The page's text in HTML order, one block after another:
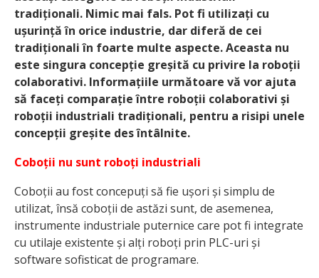
tradiționali. Nimic mai fals. Pot fi utilizați cu
ușurință în orice industrie, dar diferă de cei
tradiționali în foarte multe aspecte. Aceasta nu
este singura concepție greșită cu privire la roboții
colaborativi. Informațiile următoare vă vor ajuta
să faceți comparație între roboții colaborativi și
roboții industriali tradiționali, pentru a risipi unele
concepții greșite des întâlnite.
Coboții nu sunt roboți industriali
Coboții au fost concepuți să fie ușori și simplu de
utilizat, însă coboții de astăzi sunt, de asemenea,
instrumente industriale puternice care pot fi integrate
cu utilaje existente și alți roboți prin PLC-uri și
software sofisticat de programare.